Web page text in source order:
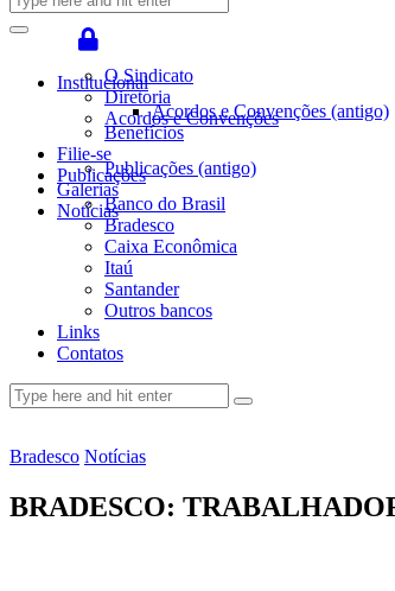
InstitucionalO Sindicato
Diretoria
Acordos e Convenções
Acordos e Convenções (antigo)
Benefícios
Filie-se
PublicaçõesPublicações (antigo)
Galerias
NotíciasBanco do Brasil
Bradesco
Caixa Econômica
Itaú
Santander
Outros bancos
Links
Contatos
Bradesco Notícias
BRADESCO: